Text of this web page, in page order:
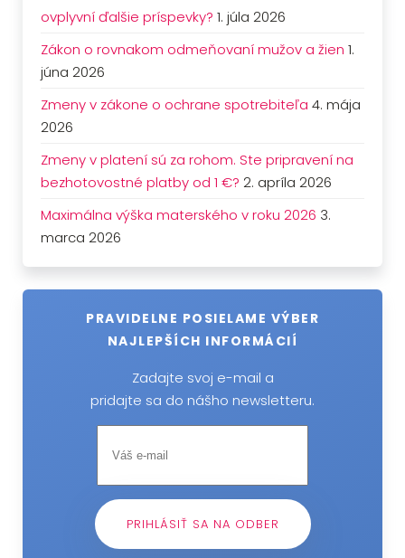
ovplyvní ďalšie príspevky? 1. júla 2026
Zákon o rovnakom odmeňovaní mužov a žien 1.
júna 2026
Zmeny v zákone o ochrane spotrebiteľa 4. mája
2026
Zmeny v platení sú za rohom. Ste pripravení na
bezhotovostné platby od 1 €? 2. apríla 2026
Maximálna výška materského v roku 2026 3.
marca 2026
PRAVIDELNE POSIELAME VÝBER
NAJLEPŠÍCH INFORMÁCIÍ
Zadajte svoj e-mail a
pridajte sa do nášho newsletteru.